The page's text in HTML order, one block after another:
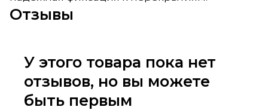
Отзывы
У этого товара пока нет
отзывов, но вы можете
быть первым